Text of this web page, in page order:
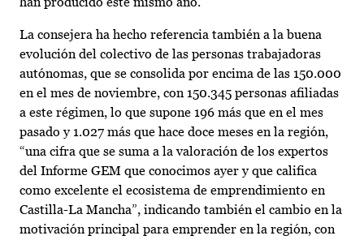
La consejera ha hecho referencia también a la buena
evolución del colectivo de las personas trabajadoras
autónomas, que se consolida por encima de las 150.000
en el mes de noviembre, con 150.345 personas afiliadas
a este régimen, lo que supone 196 más que en el mes
pasado y 1.027 más que hace doce meses en la región,
“una cifra que se suma a la valoración de los expertos
del Informe GEM que conocimos ayer y que califica
como excelente el ecosistema de emprendimiento en
Castilla-La Mancha”, indicando también el cambio en la
motivación principal para emprender en la región, con